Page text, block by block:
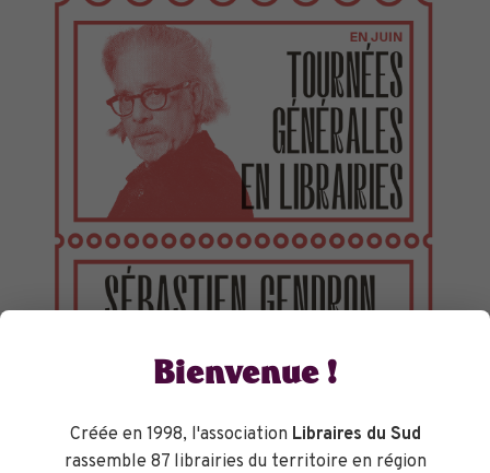
Bienvenue !
Créée en 1998, l'association Libraires du Sud
rassemble 87 librairies du territoire en région